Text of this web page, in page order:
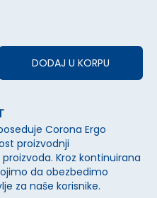
DODAJ U KORPU
Corona Ergo
proizvodnji
Kroz kontinuirana
da obezbedimo
za naše korisnike.